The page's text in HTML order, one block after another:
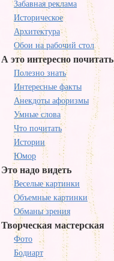
Забавная реклама
Историческое
Архитектура
Обои на рабочий стол
А это интересно почитать
Полезно знать
Интересные факты
Анекдоты афоризмы
Умные слова
Что почитать
Истории
Юмор
Это надо видеть
Веселые картинки
Объемные картинки
Обманы зрения
Творческая мастерская
Фото
Бодиарт